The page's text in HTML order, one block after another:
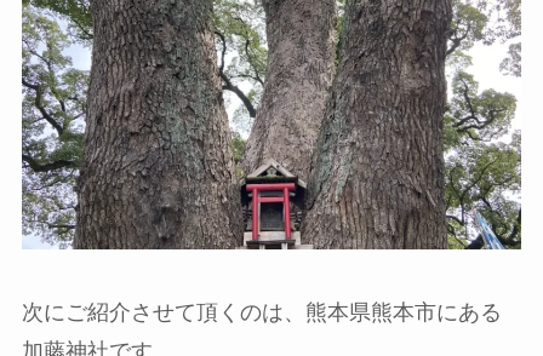
次にご紹介させて頂くのは、熊本県熊本市にある
加藤神社です。